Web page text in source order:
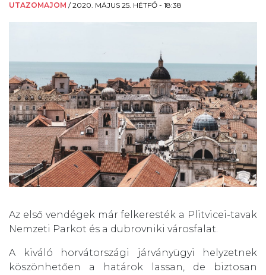
UTAZOMAJOM /2020. MÁJUS 25. HÉTFŐ - 18:38
Az első vendégek már felkeresték a Plitvicei-tavak
Nemzeti Parkot és a dubrovniki városfalat.
A kiváló horvátországi járványügyi helyzetnek
köszönhetően a határok lassan, de biztosan